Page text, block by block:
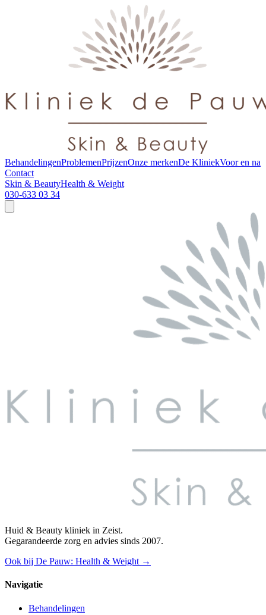
BehandelingenProblemenPrijzenOnze merkenDe KliniekVoor en na
Contact
Skin & BeautyHealth & Weight
030-633 03 34
Huid & Beauty kliniek in Zeist.
Gegarandeerde zorg en advies sinds 2007.
Ook bij De Pauw: Health & Weight →
Navigatie
Behandelingen